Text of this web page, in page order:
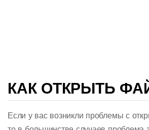
КАК ОТКРЫТЬ
Если у вас возникли проблемы с